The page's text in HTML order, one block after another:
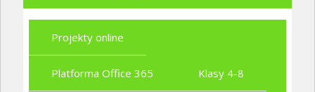
Projekty online
Platforma Office 365 Klasy 4-8